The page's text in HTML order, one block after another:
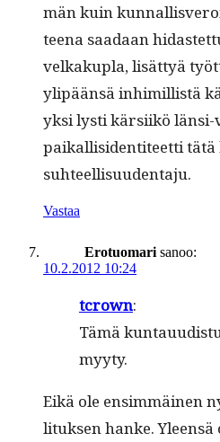
män kuin
teena saadaan
velka­ku­pla, lisät­tyä
ylipään­sä inhimil­listä
yksi lysti kär­si­ikö
paikallisiden­ti­teet­ti tätä
suhteellisuudentaju.
Vastaa
Erotuomari sanoo:
10.2.2012 10:24
tcrown:
Tämä
myyty.
Eikä ole ensim­mäi­nen
li­tuk­sen han­ke.